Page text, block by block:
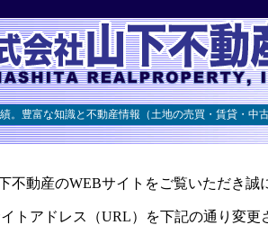
。豊富な知識と不動産情報（土地の売買・賃貸・中
不動産のWEBサイトをご覧いただき誠
トアドレス（URL）を下記の通り変更